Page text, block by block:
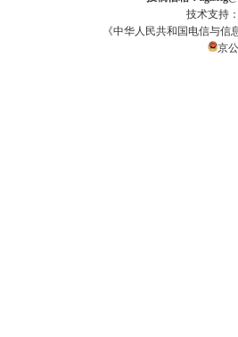
技术支持
《中华人民共和国电信与
京